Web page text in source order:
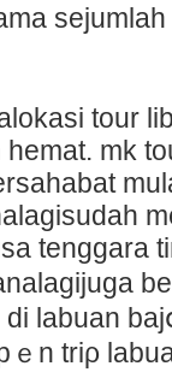
tour
hemat. mk
tenggara
di labuan
n triρ